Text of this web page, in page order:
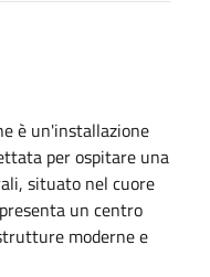
è un'installazione
per ospitare una
situato nel cuore
un centro
moderne e